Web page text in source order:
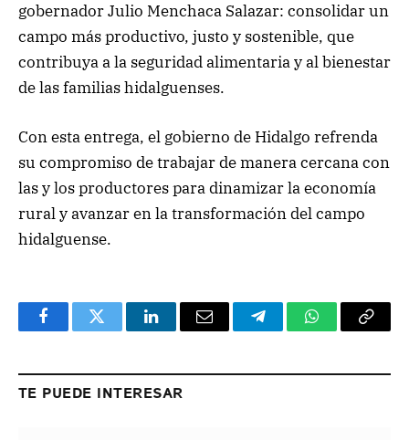
gobernador Julio Menchaca Salazar: consolidar un
campo más productivo, justo y sostenible, que
contribuya a la seguridad alimentaria y al bienestar
de las familias hidalguenses.
Con esta entrega, el gobierno de Hidalgo refrenda
su compromiso de trabajar de manera cercana con
las y los productores para dinamizar la economía
rural y avanzar en la transformación del campo
hidalguense.
FacebookTwitter LinkedInEmail TelegramWhatsApp
Copy
TE PUEDE INTERESAR